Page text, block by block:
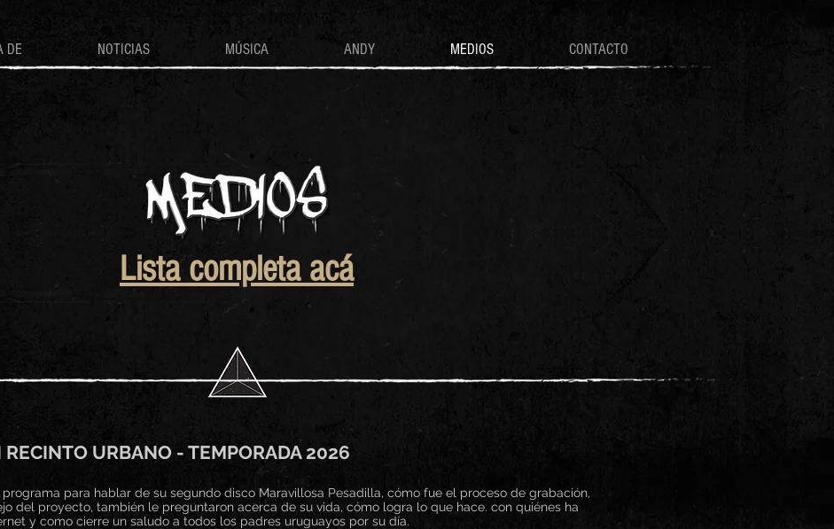
DE NOTICIAS MÚSICA ANDY MEDIOS CONTACTO
Lista completa acá
URBANO - TEMPORADA 2026
para hablar de su segundo disco Maravillosa Pesadilla, cómo fue el proceso de grabación,
del proyecto, también le preguntaron acerca de su vida, cómo logra lo que hace. con quiénes ha
y como cierre un saludo a todos los padres uruguayos por su día.